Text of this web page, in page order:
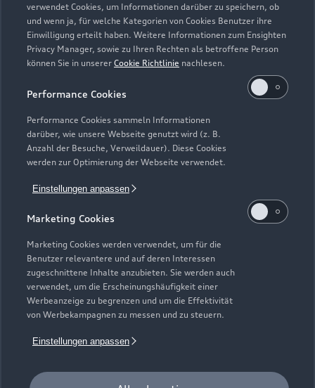
verwendet Cookies, um Informationen darüber zu speichern, ob
und wenn ja, für welche Kategorien von Cookies Benutzer ihre
Einwilligung erteilt haben. Weitere Informationen zum Ensighten
Privacy Manager, sowie zu Ihren Rechten als betroffene Person
können Sie in unserer Cookie Richtlinie nachlesen.
Performance Cookies
Performance Cookies sammeln Informationen
darüber, wie unsere Webseite genutzt wird (z. B.
Anzahl der Besuche, Verweildauer). Diese Cookies
werden zur Optimierung der Webseite verwendet.
Einstellungen anpassen
Marketing Cookies
Marketing Cookies werden verwendet, um für die
Benutzer relevantere und auf deren Interessen
zugeschnittene Inhalte anzubieten. Sie werden auch
verwendet, um die Erscheinungshäufigkeit einer
Werbeanzeige zu begrenzen und um die Effektivität
von Werbekampagnen zu messen und zu steuern.
Einstellungen anpassen
Modelle
Elektromodelle
Plug-in-Hybride
Neuwagensuche
Gebrauchtwagensuche
Geschäftskunden
Service & Zubehör
Saisonale Angebote
Audi Services
Garantie
Audi digital services
myAudi
Support
Audi Code
Häufige Fragen (FAQ)
Audi Online Beratung
Online-Terminvereinbarung
Servicekontakt
Über Audi
Unternehmen
Karriere
Investor Relations
Audi erleben
© 2026 AUDI AG. Alle Rechte vorbehalten
Impressum Rechtliches
Cookie-Richtlinie